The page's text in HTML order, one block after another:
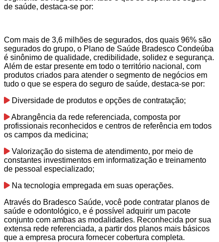
de saúde, destaca-se por:
Com mais de 3,6 milhões de segurados, dos quais 96% são
segurados do grupo, o Plano de Saúde Bradesco Condeúba
é sinônimo de qualidade, credibilidade, solidez e segurança.
Além de estar presente em todo o território nacional, com
produtos criados para atender o segmento de negócios em
tudo o que se espera do seguro de saúde, destaca-se por:
Diversidade de produtos e opções de contratação;
Abrangência da rede referenciada, composta por
profissionais reconhecidos e centros de referência em todos
os campos da medicina;
Valorização do sistema de atendimento, por meio de
constantes investimentos em informatização e treinamento
de pessoal especializado;
Na tecnologia empregada em suas operações.
Através do Bradesco Saúde, você pode contratar planos de
saúde e odontológico, e é possível adquirir um pacote
conjunto com ambas as modalidades. Reconhecida por sua
extensa rede referenciada, a partir dos planos mais básicos
que a empresa procura fornecer cobertura completa.